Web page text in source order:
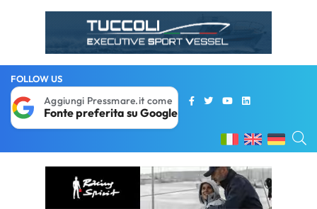
FOLLOW US
Aggiungi Pressmare.it come
Fonte preferita su Google